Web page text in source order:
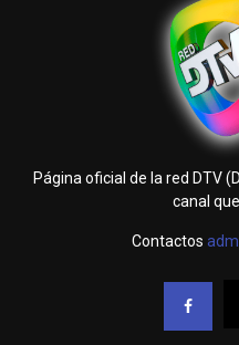
Página oficial de la red DTV
canal
Contactos